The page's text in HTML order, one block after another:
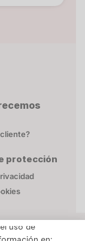
protección
su
uso de